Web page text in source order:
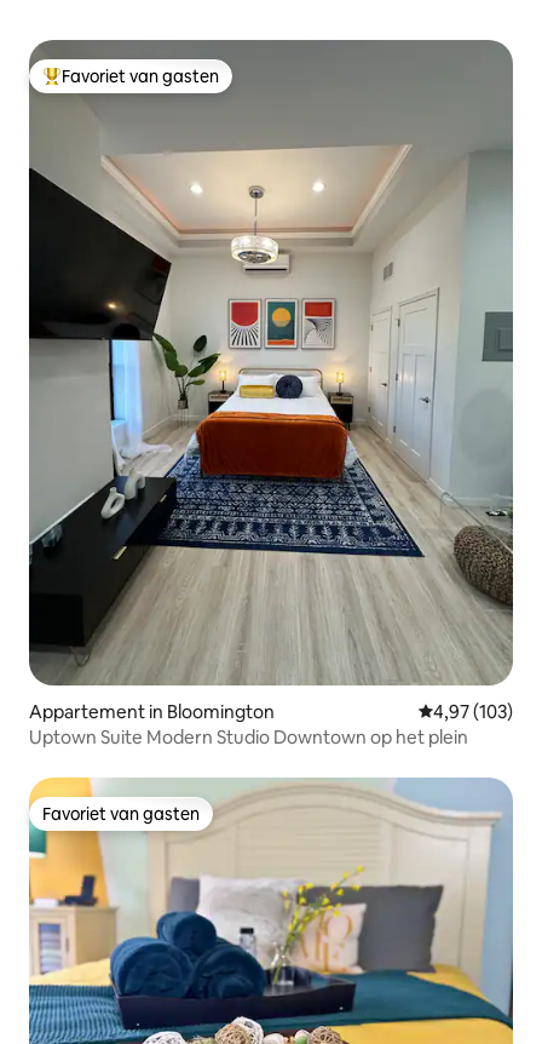
Topfavoriet van gasten
Favoriet van gasten
Appartement in Bloomington Gemiddelde
4,97 (103)
Uptown Suite Modern Studio Downtown op het plein
Favoriet van gasten
Favoriet van gasten